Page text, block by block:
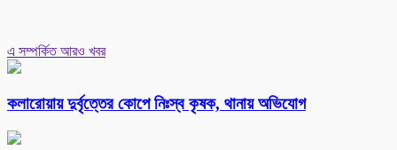
এ সম্পর্কিত আরও খবর
কলারোয়ায় দুর্বৃত্তের কোপে নিঃস্ব কৃষক, থানায় অভিযোগ